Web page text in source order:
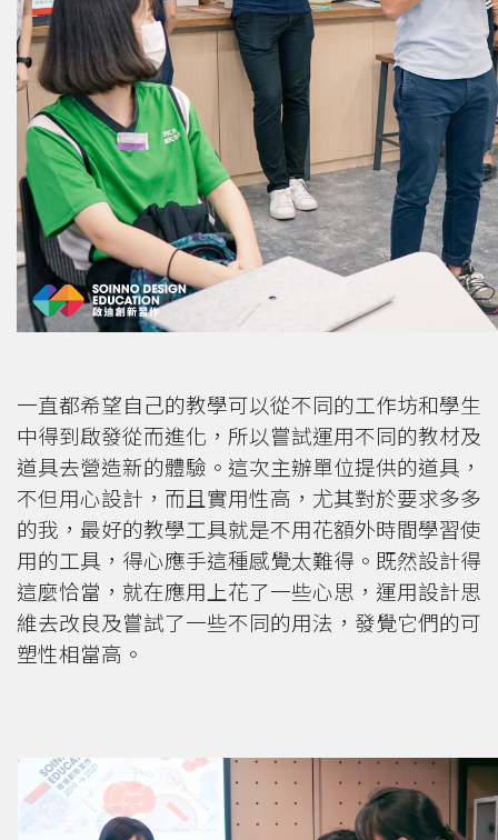
一直都希望自己的教學可以從不同的工作坊和學生
中得到啟發從而進化，所以嘗試運用不同的教材及
道具去營造新的體驗。這次主辦單位提供的道具，
不但用心設計，而且實用性高，尤其對於要求多多
的我，最好的教學工具就是不用花額外時間學習使
用的工具，得心應手這種感覺太難得。既然設計得
這麼恰當，就在應用上花了一些心思，運用設計思
維去改良及嘗試了一些不同的用法，發覺它們的可
塑性相當高。